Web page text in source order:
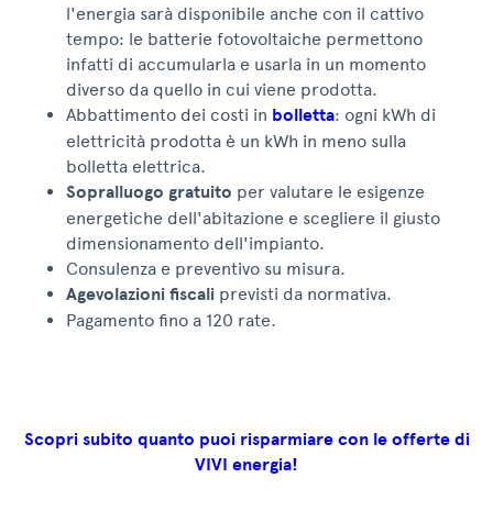
l'energia sarà disponibile anche con il cattivo
tempo: le batterie fotovoltaiche permettono
infatti di accumularla e usarla in un momento
diverso da quello in cui viene prodotta.
Abbattimento dei costi in bolletta: ogni kWh di
elettricità prodotta è un kWh in meno sulla
bolletta elettrica.
Sopralluogo gratuito per valutare le esigenze
energetiche dell'abitazione e scegliere il giusto
dimensionamento dell'impianto.
Consulenza e preventivo su misura.
Agevolazioni fiscali previsti da normativa.
Pagamento fino a 120 rate.
Scopri subito quanto puoi risparmiare con le offerte di
VIVI energia!